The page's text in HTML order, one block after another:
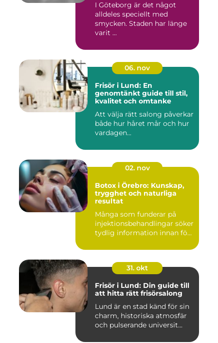
I Göteborg är det något
alldeles speciellt med
smycken. Staden har länge
varit ...
06. nov
Frisör i Lund: En
genomtänkt guide till stil,
kvalitet och omtanke
Att välja rätt salong påverkar
både hur håret mår och hur
vardagen...
02. nov
Botox i Örebro: Kunskap,
trygghet och naturliga
resultat
Många som funderar på
injektionsbehandlingar söker
tydlig information innan fö...
31. okt
Frisör i Lund: Din guide till
att hitta rätt frisörsalong
Lund är en stad känd för sin
charm, historiska atmosfär
och pulserande universit...